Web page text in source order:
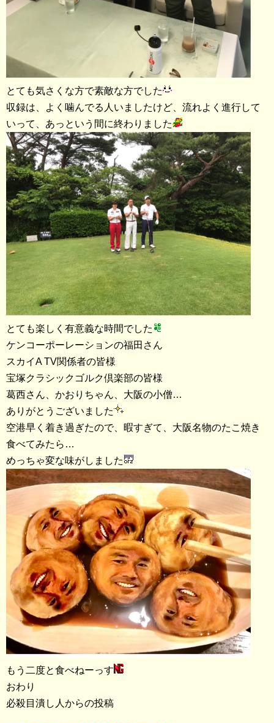
とても気さくな方で素敵な方でした
収録は、よく噛んでる人いましたけど、流れよく進行して
いって、あっという間に終わりました
とても楽しく有意義な時間でした
ケンコーポーレーションの福田さん
スカイA TV関係者の皆様
宝塚クラシックゴルク倶楽部の皆様
葛西さん、かおりちゃん、大阪の小僧…
ありがとうございました
空港早く着き過ぎたので、暇すぎて、大阪名物のたこ焼き
食べてみたら…
めっちゃ変な味がしました
もう二度と食べねーっす
おわり
必殺目潰し人からの投稿